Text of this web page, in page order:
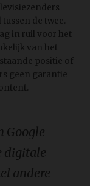
de twee.
in ruil voor het
van het
positie of
geen garantie
Google
digitale
andere